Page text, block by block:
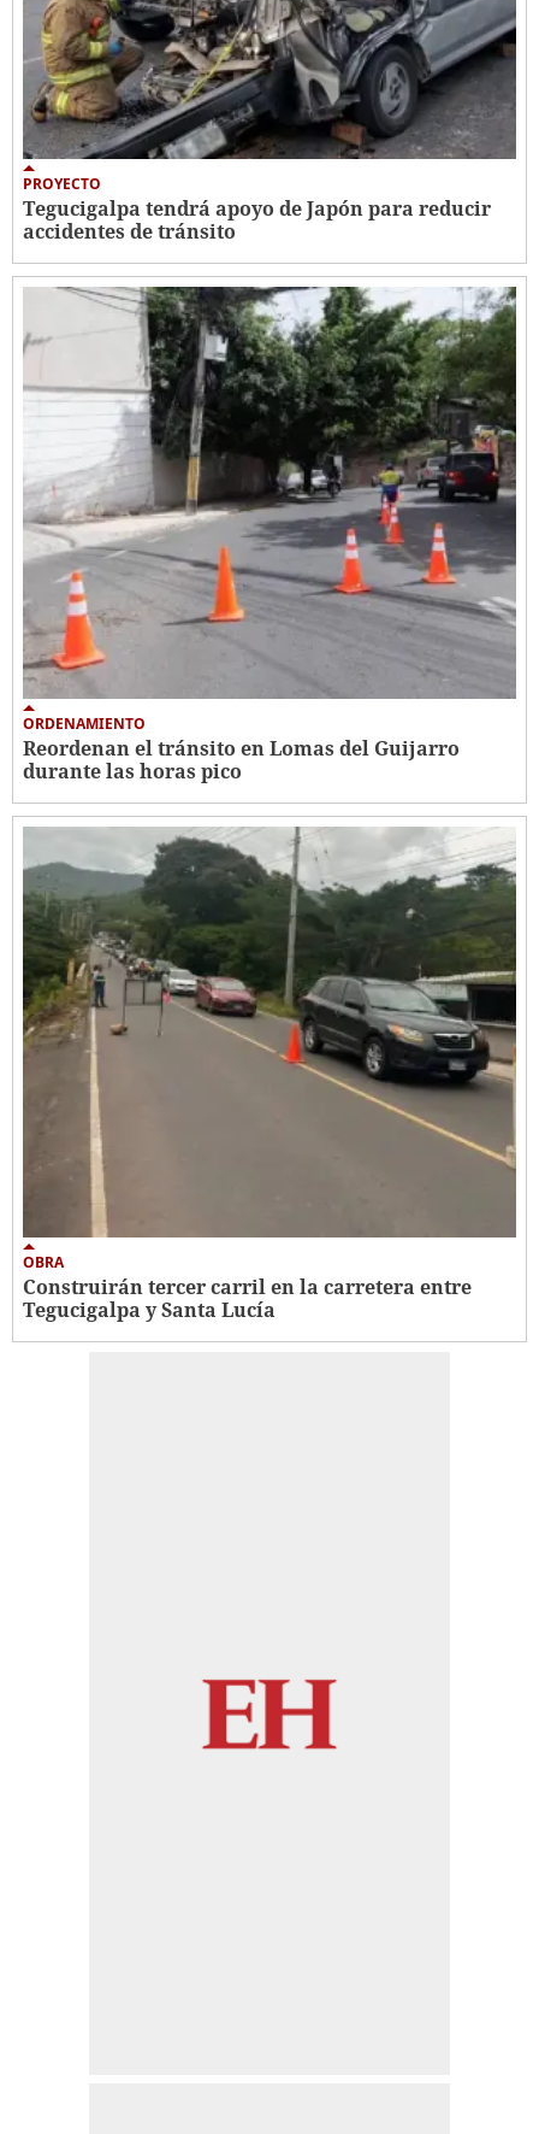
PROYECTO
Tegucigalpa tendrá apoyo de Japón para reducir
accidentes de tránsito
ORDENAMIENTO
Reordenan el tránsito en Lomas del Guijarro
durante las horas pico
OBRA
Construirán tercer carril en la carretera entre
Tegucigalpa y Santa Lucía